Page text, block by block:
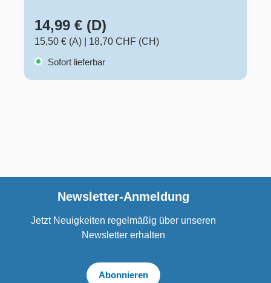
14,99 € (D)
15,50 € (A)
18,70 CHF (CH)
Sofort lieferbar
Newsletter-Anmeldung
Jetzt Neuigkeiten regelmäßig über unseren
Newsletter erhalten
Abonnieren